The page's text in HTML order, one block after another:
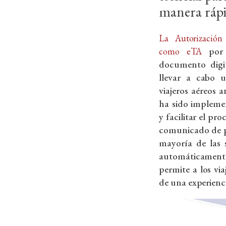
manera
La
como eTA
documento
llevar a cabo
viajeros aéreos
ha sido
y facilitar el
comunicado de
mayoría de las
permite a los
de una